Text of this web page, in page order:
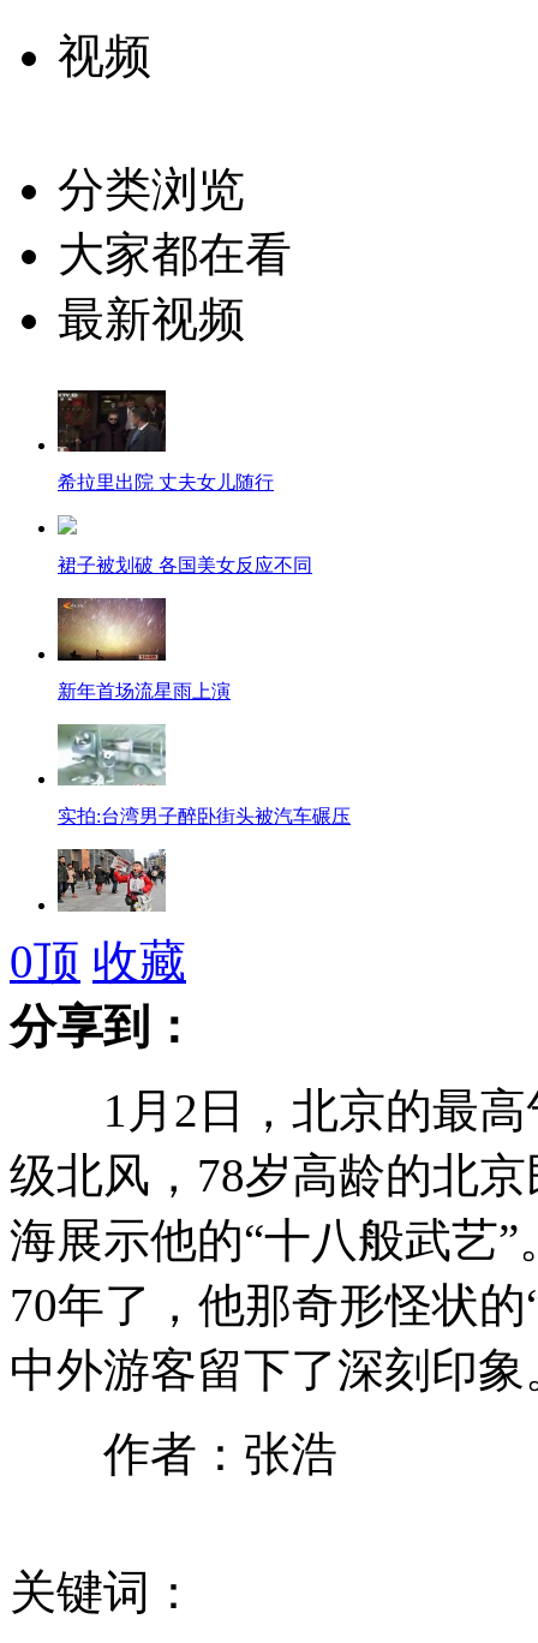
视频
分类浏览
大家都在看
最新视频
希拉里出院 丈夫女儿随行
裙子被划破 各国美女反应不同
新年首场流星雨上演
实拍:台湾男子醉卧街头被汽车碾压
南京"裸跑弟"地铁口卖报
新年首航 韩战机编队巡逻"独岛"
美"财政悬崖"警报暂除 问题尚存
龚琳娜新曲负评如潮
山西运城恶犬咬伤多人 警民合力深夜将其击毙
0顶 收藏
分享到：
1月2日，北京的最高
级北风，78岁高龄的北
海展示他的“十八般武艺
70年了，他那奇形怪状
中外游客留下了深刻印象
作者：张浩
关键词：